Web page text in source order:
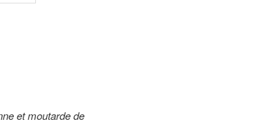
et moutarde de